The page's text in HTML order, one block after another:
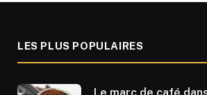
LES PLUS POPULAIRES